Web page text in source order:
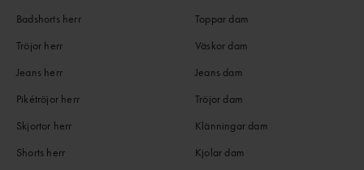
Badshorts herr
Tröjor herr
Jeans herr
Pikétröjor herr
Skjortor herr
Shorts herr
Toppar dam
Väskor dam
Jeans dam
Tröjor dam
Klänningar dam
Kjolar dam